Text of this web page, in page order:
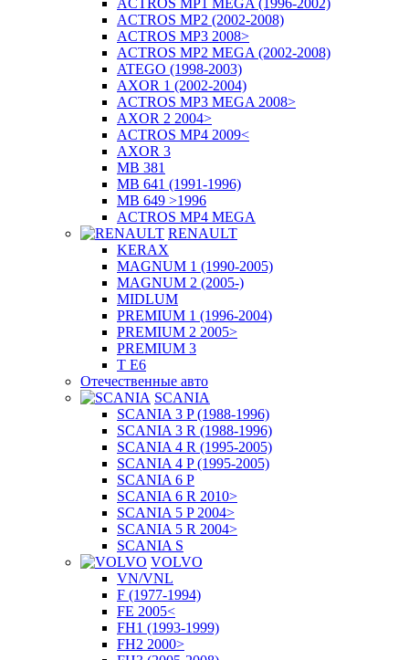
ACTROS MP1 MEGA (1996-2002)
ACTROS MP2 (2002-2008)
ACTROS MP3 2008>
ACTROS MP2 MEGA (2002-2008)
ATEGO (1998-2003)
AXOR 1 (2002-2004)
ACTROS MP3 MEGA 2008>
AXOR 2 2004>
ACTROS MP4 2009<
AXOR 3
MB 381
MB 641 (1991-1996)
MB 649 >1996
ACTROS MP4 MEGA
RENAULT
KERAX
MAGNUM 1 (1990-2005)
MAGNUM 2 (2005-)
MIDLUM
PREMIUM 1 (1996-2004)
PREMIUM 2 2005>
PREMIUM 3
T E6
Отечественные авто
SCANIA
SCANIA 3 P (1988-1996)
SCANIA 3 R (1988-1996)
SCANIA 4 R (1995-2005)
SCANIA 4 P (1995-2005)
SCANIA 6 P
SCANIA 6 R 2010>
SCANIA 5 P 2004>
SCANIA 5 R 2004>
SCANIA S
VOLVO
VN/VNL
F (1977-1994)
FE 2005<
FH1 (1993-1999)
FH2 2000>